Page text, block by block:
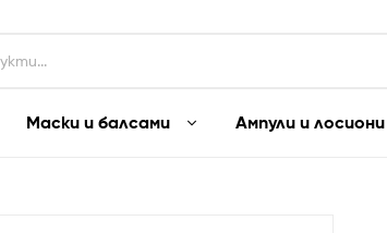
Маски и балсами Ампули и лосиони